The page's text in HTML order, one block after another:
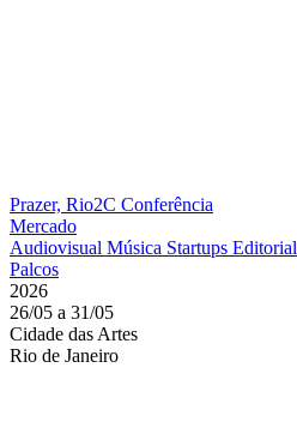
Prazer, Rio2C Conferência
Mercado
Audiovisual Música Startups Editorial
Palcos
2026
26/05 a 31/05
Cidade das Artes
Rio de Janeiro